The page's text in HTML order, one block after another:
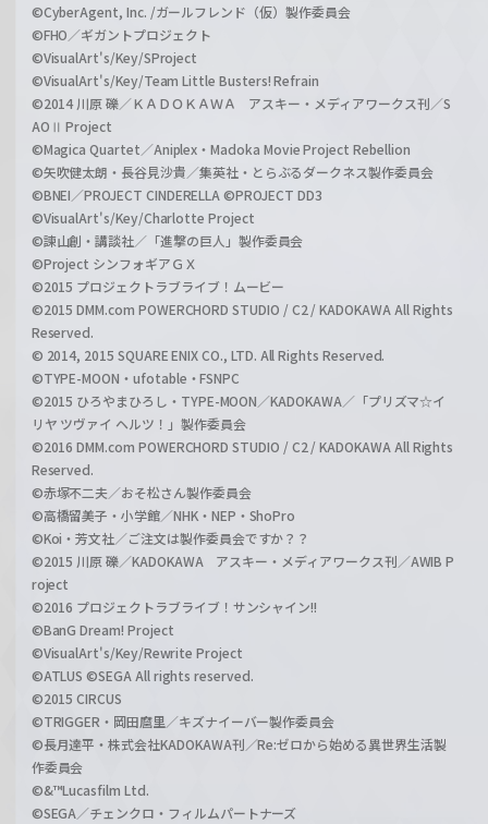
©CyberAgent, Inc. /ガールフレンド（仮）製作委員会
©FHO／ギガントプロジェクト
©VisualArt's/Key/SProject
©VisualArt's/Key/Team Little Busters! Refrain
©2014 川原 礫／ＫＡＤＯＫＡＷＡ アスキー・メディアワークス刊／S
AOⅡ Project
©Magica Quartet／Aniplex・Madoka Movie Project Rebellion
©矢吹健太朗・長谷見沙貴／集英社・とらぶるダークネス製作委員会
©BNEI／PROJECT CINDERELLA ©PROJECT DD3
©VisualArt's/Key/Charlotte Project
©諫山創・講談社／「進撃の巨人」製作委員会
©Project シンフォギアＧＸ
©2015 プロジェクトラブライブ！ムービー
©2015 DMM.com POWERCHORD STUDIO / C2 / KADOKAWA All Rights
Reserved.
© 2014, 2015 SQUARE ENIX CO., LTD. All Rights Reserved.
©TYPE-MOON・ufotable・FSNPC
©2015 ひろやまひろし・TYPE-MOON／KADOKAWA／「プリズマ☆イ
リヤ ツヴァイ ヘルツ！」製作委員会
©2016 DMM.com POWERCHORD STUDIO / C2 / KADOKAWA All Rights
Reserved.
©赤塚不二夫／おそ松さん製作委員会
©高橋留美子・小学館／NHK・NEP・ShoPro
©Koi・芳文社／ご注文は製作委員会ですか？？
©2015 川原 礫／KADOKAWA アスキー・メディアワークス刊／AWIB P
roject
©2016 プロジェクトラブライブ！サンシャイン!!
©BanG Dream! Project
©VisualArt's/Key/Rewrite Project
©ATLUS ©SEGA All rights reserved.
©2015 CIRCUS
©TRIGGER・岡田麿里／キズナイーバー製作委員会
©長月達平・株式会社KADOKAWA刊／Re:ゼロから始める異世界生活製
作委員会
©&™Lucasfilm Ltd.
©SEGA／チェンクロ・フィルムパートナーズ